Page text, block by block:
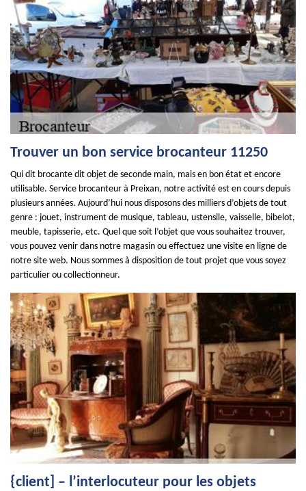
Trouver un bon service brocanteur 11250
Qui dit brocante dit objet de seconde main, mais en bon état et encore
utilisable. Service brocanteur à Preixan, notre activité est en cours depuis
plusieurs années. Aujourd’hui nous disposons des milliers d’objets de tout
genre : jouet, instrument de musique, tableau, ustensile, vaisselle, bibelot,
meuble, tapisserie, etc. Quel que soit l’objet que vous souhaitez trouver,
vous pouvez venir dans notre magasin ou effectuez une visite en ligne de
notre site web. Nous sommes à disposition de tout projet que vous soyez
particulier ou collectionneur.
{client] – l’interlocuteur pour les objets